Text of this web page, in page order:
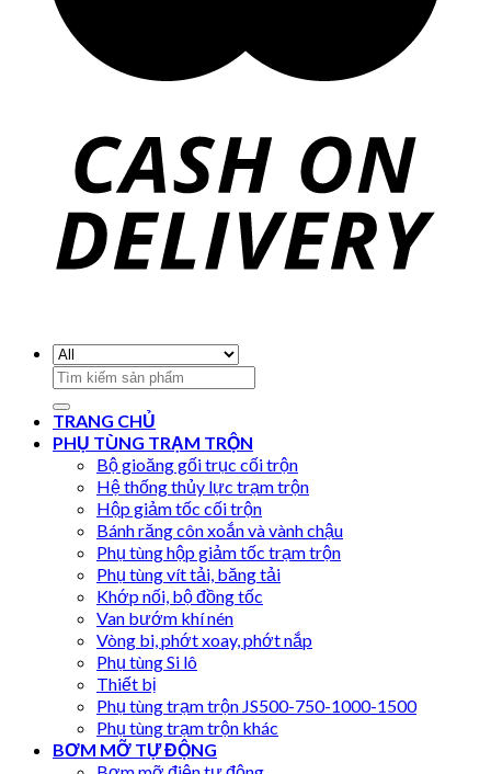
Search
for:
TRANG CHỦ
PHỤ TÙNG TRẠM TRỘN
Bộ gioăng gối trục cối trộn
Hệ thống thủy lực trạm trộn
Hộp giảm tốc cối trộn
Bánh răng côn xoắn và vành chậu
Phụ tùng hộp giảm tốc trạm trộn
Phụ tùng vít tải, băng tải
Khớp nối, bộ đồng tốc
Van bướm khí nén
Vòng bi, phớt xoay, phớt nắp
Phụ tùng Si lô
Thiết bị
Phụ tùng trạm trộn JS500-750-1000-1500
Phụ tùng trạm trộn khác
BƠM MỠ TỰ ĐỘNG